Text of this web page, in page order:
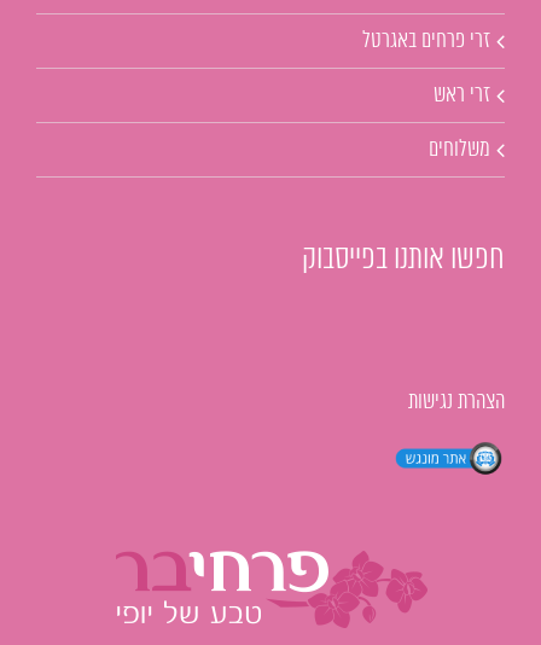
זרי פרחים באגרטל
זרי ראש
משלוחים
חפשו אותנו בפייסבוק
הצהרת נגישות